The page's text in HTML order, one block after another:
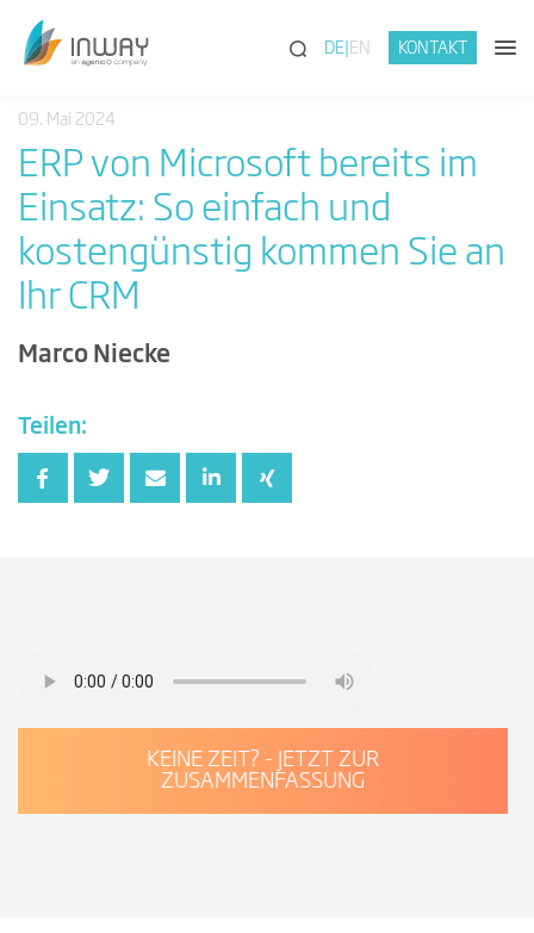
(SUCHE)
DE EN KONTAKT
09. Mai 2024
ERP von Microsoft bereits im
Einsatz: So einfach und
kostengünstig kommen Sie an
Ihr CRM
Marco Niecke
Teilen:
KEINE ZEIT? - JETZT ZUR
ZUSAMMENFASSUNG